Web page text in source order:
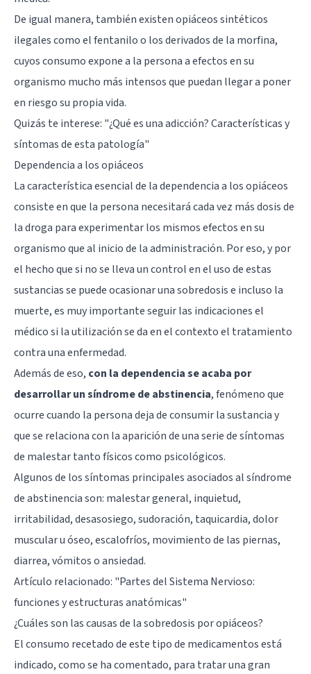
De igual manera, también existen opiáceos sintéticos
ilegales como el fentanilo o los derivados de la morfina,
cuyos consumo expone a la persona a efectos en su
organismo mucho más intensos que puedan llegar a poner
en riesgo su propia vida.
Quizás te interese: "¿Qué es una adicción? Características y
síntomas de esta patología"
Dependencia a los opiáceos
La característica esencial de la dependencia a los opiáceos
consiste en que la persona necesitará cada vez más dosis de
la droga para experimentar los mismos efectos en su
organismo que al inicio de la administración. Por eso, y por
el hecho que si no se lleva un control en el uso de estas
sustancias se puede ocasionar una sobredosis e incluso la
muerte, es muy importante seguir las indicaciones el
médico si la utilización se da en el contexto el tratamiento
contra una enfermedad.
Además de eso, con la dependencia se acaba por
desarrollar un síndrome de abstinencia, fenómeno que
ocurre cuando la persona deja de consumir la sustancia y
que se relaciona con la aparición de una serie de síntomas
de malestar tanto físicos como psicológicos.
Algunos de los síntomas principales asociados al síndrome
de abstinencia son: malestar general, inquietud,
irritabilidad, desasosiego, sudoración, taquicardia, dolor
muscular u óseo, escalofríos, movimiento de las piernas,
diarrea, vómitos o ansiedad.
Artículo relacionado: "Partes del Sistema Nervioso:
funciones y estructuras anatómicas"
¿Cuáles son las causas de la sobredosis por opiáceos?
El consumo recetado de este tipo de medicamentos está
indicado, como se ha comentado, para tratar una gran